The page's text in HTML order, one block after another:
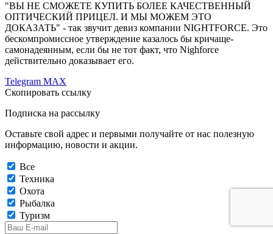
"ВЫ НЕ СМОЖЕТЕ КУПИТЬ БОЛЕЕ КАЧЕСТВЕННЫЙ
ОПТИЧЕСКИЙ ПРИЦЕЛ. И МЫ МОЖЕМ ЭТО
ДОКАЗАТЬ" - так звучит девиз компании NIGHTFORCE. Это
бескомпромиссное утверждение казалось бы кричаще-
самонадеянным, если бы не тот факт, что Nighforce
действительно доказывает его.
Telegram MAX
Скопировать ссылку
Подписка на рассылку
Оставьте свой адрес и первыми получайте от нас полезную
информацию, новости и акции.
Все
Техника
Охота
Рыбалка
Туризм